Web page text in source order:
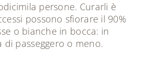
persone. Curarli è
possono sfiorare il 90%
o bianche in bocca: in
passeggero o meno.